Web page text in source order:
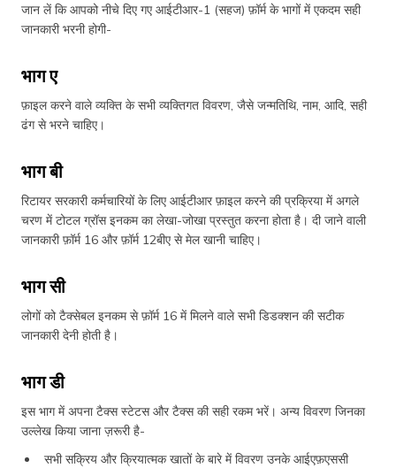
जान लें कि आपको नीचे दिए गए आईटीआर-1 (सहज) फ़ॉर्म के भागों में एकदम सही
जानकारी भरनी होगी-
भाग ए
फ़ाइल करने वाले व्यक्ति के सभी व्यक्तिगत विवरण, जैसे जन्मतिथि, नाम, आदि, सही
ढंग से भरने चाहिए।
भाग बी
रिटायर सरकारी कर्मचारियों के लिए आईटीआर फ़ाइल करने की प्रक्रिया में अगले
चरण में टोटल ग्रॉस इनकम का लेखा-जोखा प्रस्तुत करना होता है। दी जाने वाली
जानकारी फ़ॉर्म 16 और फ़ॉर्म 12बीए से मेल खानी चाहिए।
भाग सी
लोगों को टैक्सेबल इनकम से फ़ॉर्म 16 में मिलने वाले सभी डिडक्शन की सटीक
जानकारी देनी होती है।
भाग डी
इस भाग में अपना टैक्स स्टेटस और टैक्स की सही रकम भरें। अन्य विवरण जिनका
उल्लेख किया जाना ज़रूरी है-
सभी सक्रिय और क्रियात्मक खातों के बारे में विवरण उनके आईएफ़एससी